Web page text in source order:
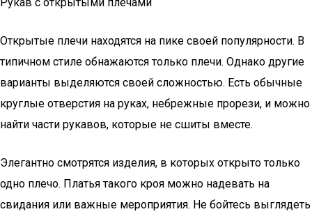
Открытые плечи находятся на пике своей популярности. В
типичном стиле обнажаются только плечи. Однако другие
варианты выделяются своей сложностью. Есть обычные
круглые отверстия на руках, небрежные прорези, и можно
найти части рукавов, которые не сшиты вместе.
Элегантно смотрятся изделия, в которых открыто только
одно плечо. Платья такого кроя можно надевать на
свидания или важные мероприятия. Не бойтесь выглядеть